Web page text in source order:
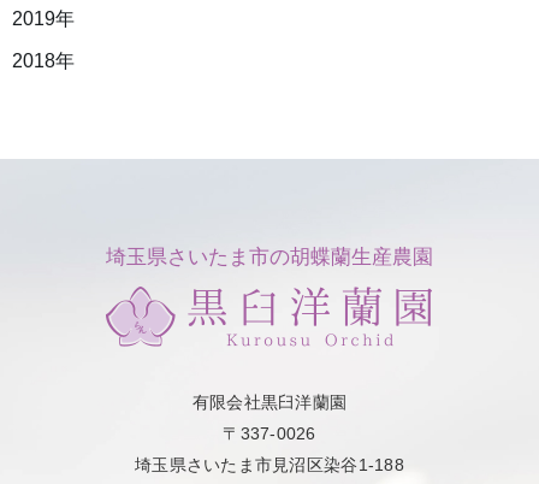
2019年
2018年
埼玉県さいたま市の胡蝶蘭生産農園
有限会社黒臼洋蘭園
〒337-0026
埼玉県さいたま市見沼区染谷1-188